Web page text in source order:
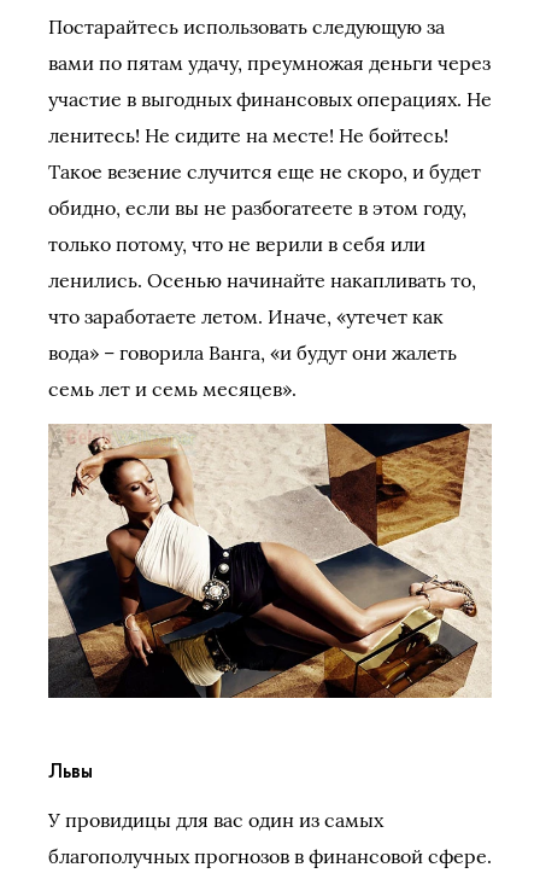
Постарайтесь использовать следующую за
вами по пятам удачу, преумножая деньги через
участие в выгодных финансовых операциях. Не
ленитесь! Не сидите на месте! Не бойтесь!
Такое везение случится еще не скоро, и будет
обидно, если вы не разбогатеете в этом году,
только потому, что не верили в себя или
ленились. Осенью начинайте накапливать то,
что заработаете летом. Иначе, «утечет как
вода» – говорила Ванга, «и будут они жалеть
семь лет и семь месяцев».
Львы
У провидицы для вас один из самых
благополучных прогнозов в финансовой сфере.